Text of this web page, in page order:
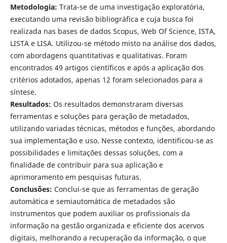
Metodologia: Trata-se de uma investigação exploratória,
executando uma revisão bibliográfica e cuja busca foi
realizada nas bases de dados Scopus, Web Of Science, ISTA,
LISTA e LISA. Utilizou-se método misto na análise dos dados,
com abordagens quantitativas e qualitativas. Foram
encontrados 49 artigos científicos e após a aplicação dos
critérios adotados, apenas 12 foram selecionados para a
síntese.
Resultados: Os resultados demonstraram diversas
ferramentas e soluções para geração de metadados,
utilizando variadas técnicas, métodos e funções, abordando
sua implementação e uso. Nesse contexto, identificou-se as
possibilidades e limitações dessas soluções, com a
finalidade de contribuir para sua aplicação e
aprimoramento em pesquisas futuras.
Conclusões: Conclui-se que as ferramentas de geração
automática e semiautomática de metadados são
instrumentos que podem auxiliar os profissionais da
informação na gestão organizada e eficiente dos acervos
digitais, melhorando a recuperação da informação, o que